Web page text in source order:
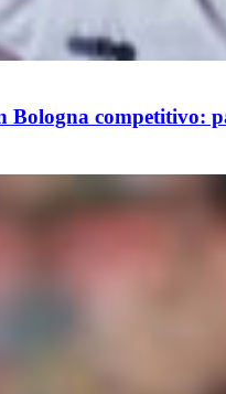
Bologna competitivo: